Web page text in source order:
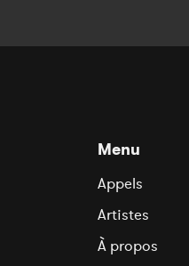
Menu
Appels
Artistes
À propos